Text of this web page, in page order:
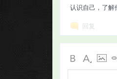
认识自己，了解
回复